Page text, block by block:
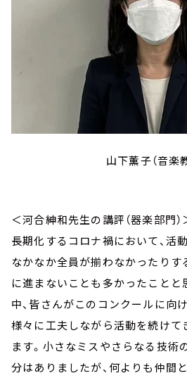
山下薫子（音楽
＜河合紳和先生の講評（器楽部門）
長期化するコロナ禍において、活
なかなか全員が揃わなかったりす
に進まないことも多かったことと
中、皆さんがこのコンクールに向
様々に工夫しながら活動を続けて
ます。小さなミスやさらなる技術
分はありましたが、何よりも仲間